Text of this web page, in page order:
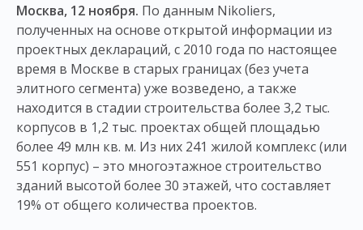
Москва, 12 ноября. По данным Nikoliers,
полученных на основе открытой информации из
проектных деклараций, с 2010 года по настоящее
время в Москве в старых границах (без учета
элитного сегмента) уже возведено, а также
находится в стадии строительства более 3,2 тыс.
корпусов в 1,2 тыс. проектах общей площадью
более 49 млн кв. м. Из них 241 жилой комплекс (или
551 корпус) – это многоэтажное строительство
зданий высотой более 30 этажей, что составляет
19% от общего количества проектов.